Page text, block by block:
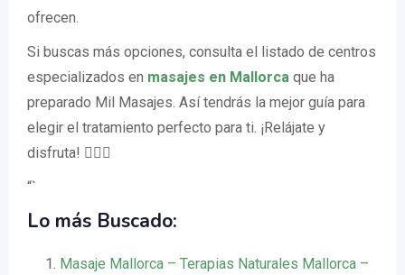
ofrecen.
Si buscas más opciones, consulta el listado de centros
especializados en masajes en Mallorca que ha
preparado Mil Masajes. Así tendrás la mejor guía para
elegir el tratamiento perfecto para ti. ¡Relájate y
disfruta! 💆‍♀️✨
“`
Lo más Buscado:
Masaje Mallorca – Terapias Naturales Mallorca –